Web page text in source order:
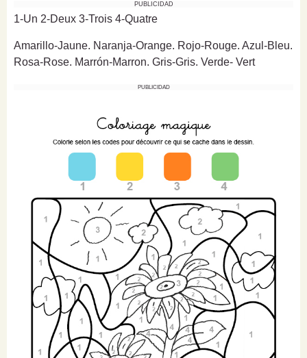
PUBLICIDAD
1-Un 2-Deux 3-Trois 4-Quatre
Amarillo-Jaune. Naranja-Orange. Rojo-Rouge. Azul-Bleu.
Rosa-Rose. Marrón-Marron. Gris-Gris. Verde- Vert
PUBLICIDAD